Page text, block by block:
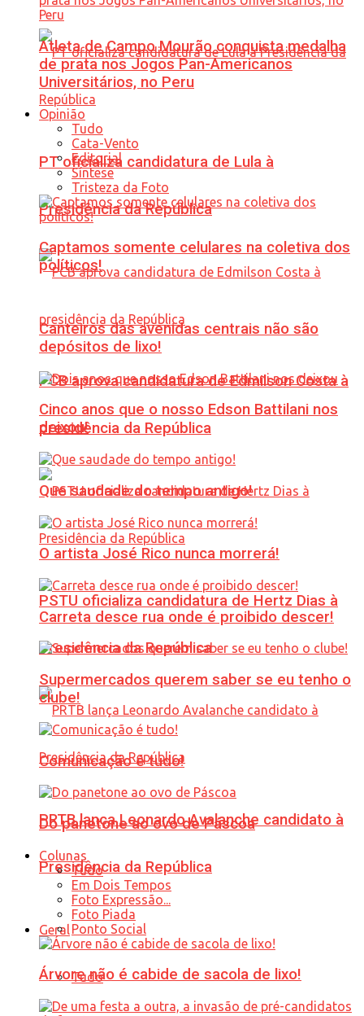
PT oficializa candidatura de Lula à
Presidência da República
PCB aprova candidatura de Edmilson Costa à
presidência da República
PSTU oficializa candidatura de Hertz Dias à
Presidência da República
PRTB lança Leonardo Avalanche candidato à
Presidência da República
Geral
Tudo
Atleta de Campo Mourão conquista medalha
de prata nos Jogos Pan-Americanos
Universitários, no Peru
Opinião
Tudo
Cata-Vento
Editorial
Síntese
Tristeza da Foto
Captamos somente celulares na coletiva dos
políticos!
Canteiros das avenidas centrais não são
depósitos de lixo!
Cinco anos que o nosso Edson Battilani nos
deixou!
Que saudade do tempo antigo!
O artista José Rico nunca morrerá!
Carreta desce rua onde é proibido descer!
Supermercados querem saber se eu tenho o
clube!
Comunicação é tudo!
Do panetone ao ovo de Páscoa
Colunas
Tudo
Em Dois Tempos
Foto Expressão...
Foto Piada
Ponto Social
Árvore não é cabide de sacola de lixo!